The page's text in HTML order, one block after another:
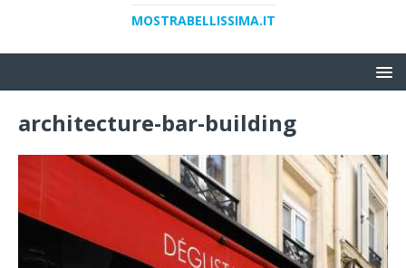
MOSTRABELLISSIMA.IT
architecture-bar-building